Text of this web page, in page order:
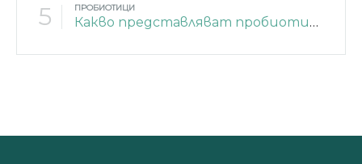
5 ПРОБИОТИЦИ
Какво представляват пробиотиците?